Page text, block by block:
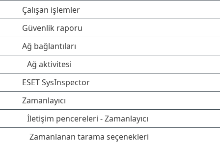
Çalışan işlemler
Güvenlik raporu
Ağ bağlantıları
Ağ aktivitesi
ESET SysInspector
Zamanlayıcı
İletişim pencereleri - Zamanlayıcı
Zamanlanan tarama seçenekleri